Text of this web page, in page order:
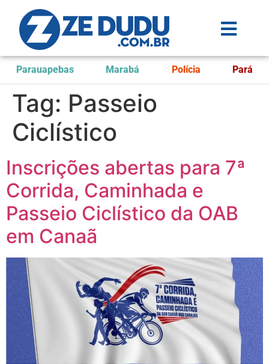
Parauapebas Marabá Polícia Pará
Tag: Passeio
Ciclístico
Inscrições abertas para 7ª
Corrida, Caminhada e
Passeio Ciclístico da OAB
em Canaã